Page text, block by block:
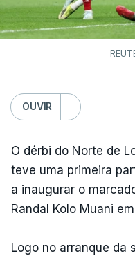
OUVIR
O dérbi do Norte de
teve uma primeira
a inaugurar o
Randal Kolo Muani
Logo no arranque da